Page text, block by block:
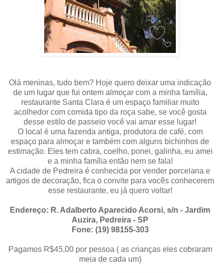
Olá meninas, tudo bem? Hoje quero deixar uma indicação
de um lugar que fui ontem almoçar com a minha família,
restaurante Santa Clara é um espaço familiar muito
acolhedor com comida tipo da roça sabe, se você gosta
desse estilo de passeio você vai amar esse lugar!
O local é uma fazenda antiga, produtora de café, com
espaço para almoçar e também com alguns bichinhos de
estimação. Eles tem cabra, coelho, ponei, galinha, eu amei
e a minha família então nem se fala!
A cidade de Pedreira é conhecida por vender porcelana e
artigos de decoração, fica o convite para vocês conhecerem
esse restaurante, eu já quero voltar!
Endereço: R. Adalberto Aparecido Acorsi, s/n - Jardim
Auzira, Pedreira - SP
Fone: (19) 98155-303
Pagamos R$45,00 por pessoa ( as crianças eles cobraram
meia de cada um)